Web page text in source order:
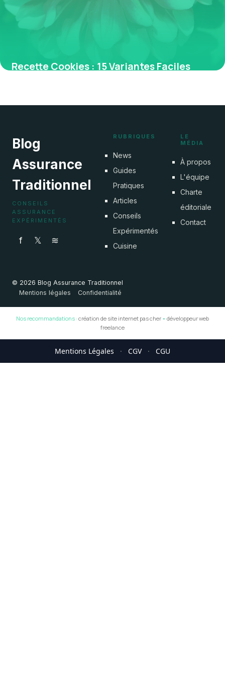
Recette Cookies : 15 Variantes Faciles
Blog
Assurance
Traditionnel
CONSEILS
ASSURANCE
EXPÉRIMENTÉS
f 𝕏 ≋
RUBRIQUES
News
Guides
Pratiques
Articles
Conseils
Expérimentés
Cuisine
LE
MÉDIA
À propos
L'équipe
Charte
éditoriale
Contact
© 2026 Blog Assurance Traditionnel
Mentions légales
Confidentialité
Nos recommandations : création de site internet pas cher • développeur web
freelance
Mentions Légales · CGV · CGU